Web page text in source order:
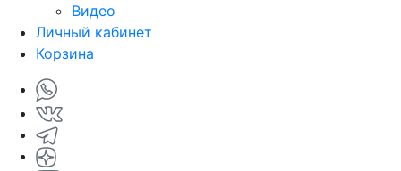
Видео
Личный кабинет
Корзина